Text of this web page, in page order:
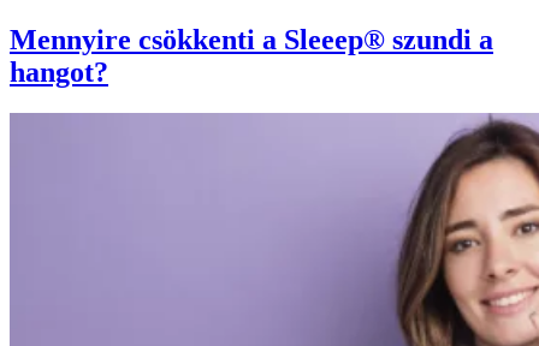
Mennyire csökkenti a Sleeep® szundi a
hangot?